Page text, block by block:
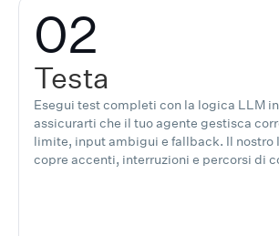
02
Testa
Esegui test completi con la logica LLM
assicurarti che il tuo agente gestisca
limite, input ambigui e fallback. Il nostro
copre accenti, interruzioni e percorsi di